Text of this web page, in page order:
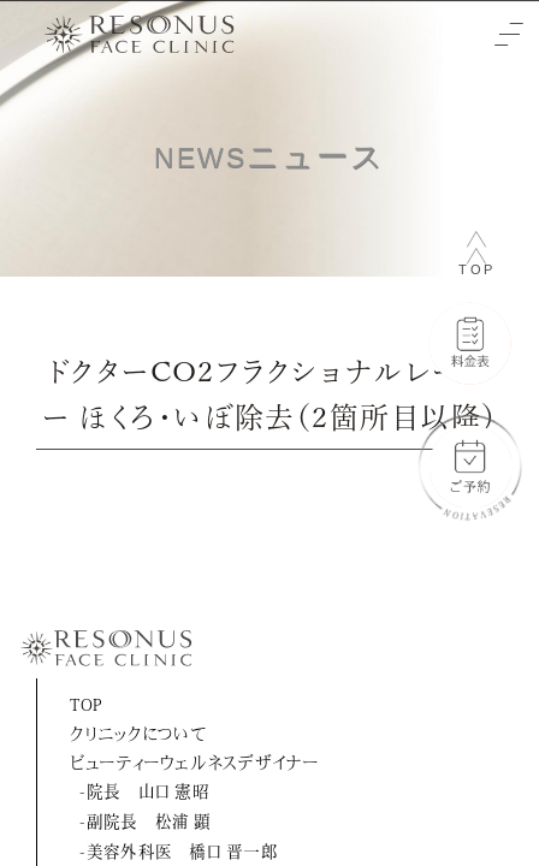
クリニックについて
-初めての方へ
-輪郭3点
料金表
-通常料金
-松浦 顕
-伊田 幸平
-AYAKA
よくあるご質問
TOP
NEWSニュース
ドクターCO2フラクショナルレーザ
ー ほくろ・いぼ除去（2箇所目以降）
TOP
クリニックについて
ビューティーウェルネスデザイナー
-院長 山口 憲昭
-副院長 松浦 顕
-美容外科医 橋口 晋一郎